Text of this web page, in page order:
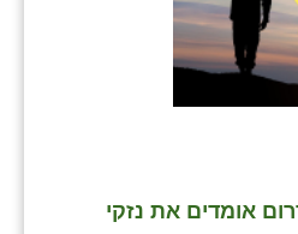
אומדים את נזקי